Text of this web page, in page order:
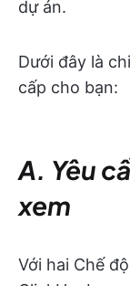
dự án.
Dưới đây là
cấp cho bạn:
A. Yêu
xem
Với hai Chế